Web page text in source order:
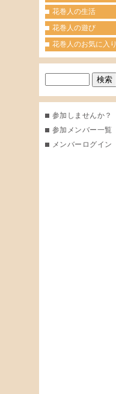
花巻人の生活
花巻人の遊び
花巻人のお気に入り
参加しませんか？
参加メンバー一覧
メンバーログイン